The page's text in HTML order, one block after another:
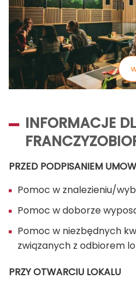
INFORMACJE
PRZED PODPISANIEM
Pomoc w znalezieniu/
Pomoc w doborze
Pomoc w niezbędnych
związanych z odbiorem
PRZY OTWARCIU LOKALU